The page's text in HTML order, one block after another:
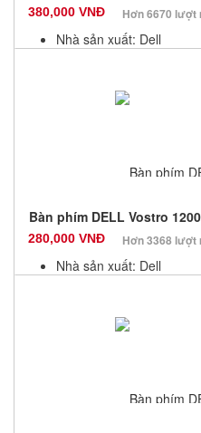
380,000 VNĐ Hơn 6670 lượt
Nhà sản xuất: Dell
Số lượng: 10
Bàn phím DELL Vostro 1200
280,000 VNĐ Hơn 3368 lượt
Nhà sản xuất: Dell
Số lượng: 10